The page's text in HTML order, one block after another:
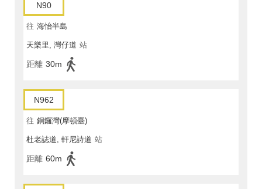
N90
往 海怡半島
天樂里, 灣仔道 站
距離 30m
N962
往 銅鑼灣(摩頓臺)
杜老誌道, 軒尼詩道 站
距離 60m